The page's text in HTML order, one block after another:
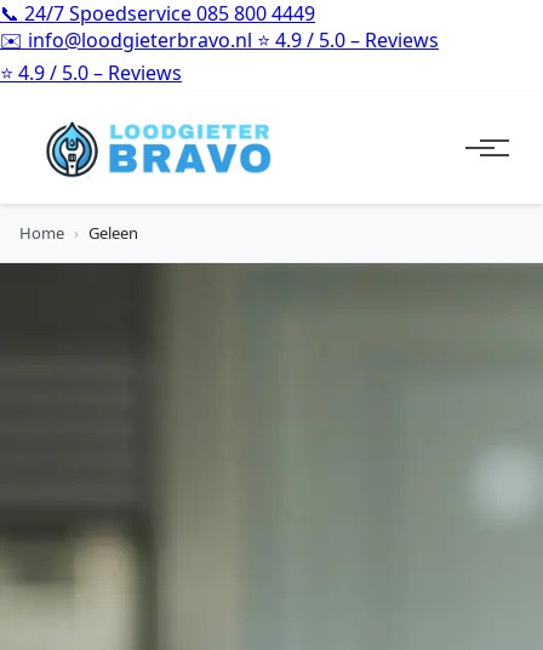
📞 24/7 Spoedservice085 800 4449
✉️ info@loodgieterbravo.nl ⭐ 4.9 / 5.0 – Reviews
⭐ 4.9 / 5.0 – Reviews
Home › Geleen